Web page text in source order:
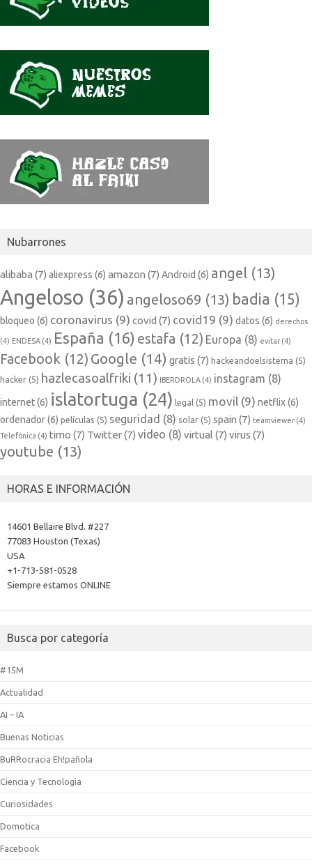
Nubarrones
alibaba (7) aliexpress (6) amazon (7) Android (6) angel (13)
Angeloso (36) angeloso69 (13) badia (15)
bloqueo (6) coronavirus (9) covid (7) covid19 (9) datos (6) derechos
(4) ENDESA (4) España (16) estafa (12) Europa (8) evitar (4)
Facebook (12) Google (14) gratis (7) hackeandoelsistema (5)
hacker (5) hazlecasoalfriki (11) IBERDROLA (4) instagram (8)
internet(6) islatortuga (24) legal (5) movil (9) netflix(6)
ordenador(6) películas (5) seguridad (8) solar (5) spain (7) teamviewer (4)
Telefónica (4) timo (7) Twitter(7) video (8) virtual (7) virus (7)
youtube (13)
HORAS E INFORMACIÓN
14601 Bellaire Blvd. #227
77083 Houston (Texas)
USA
+1-713-581-0528
Siempre estamos ONLINE
Busca por categoría
#15M
Actualidad
AI – IA
Buenas Noticias
BuRRocracia Eh!pañola
Ciencia y Tecnologia
Curiosidades
Domotica
Facebook